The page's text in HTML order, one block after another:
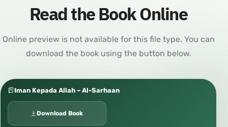
Read the Book Online
Online preview is not available for this file type. You can
download the book using the button below.
Iman Kepada Allah – Al-Sarhaan
Download Book